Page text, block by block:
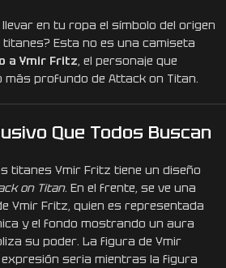
en tu ropa el símbolo del origen
Esta no es una camiseta
a Ymir Fritz, el personaje que
más profundo de Attack on Titan.
Que Todos Buscan
titanes Ymir Fritz tiene un diseño
on Titan. En el frente, se ve una
Ymir Fritz, quien es representada
y el fondo mostrando un aura
su poder. La figura de Ymir
expresión seria mientras la figura